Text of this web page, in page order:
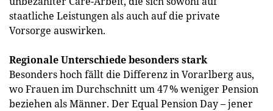
staatliche Leistungen als auch auf die private
Vorsorge auswirken.
Regionale Unterschiede besonders stark
Besonders hoch fällt die Differenz in Vorarlberg aus,
wo Frauen im Durchschnitt um 47 % weniger Pension
beziehen als Männer. Der Equal Pension Day – jener